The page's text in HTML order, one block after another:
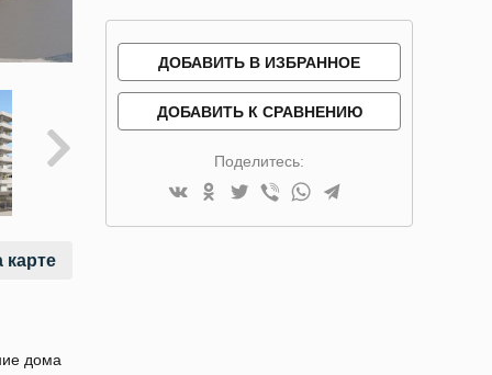
карте
дома
ДОБАВИТЬ В ИЗБРАННОЕ
ДОБАВИТЬ К СРАВНЕНИЮ
Поделитесь: